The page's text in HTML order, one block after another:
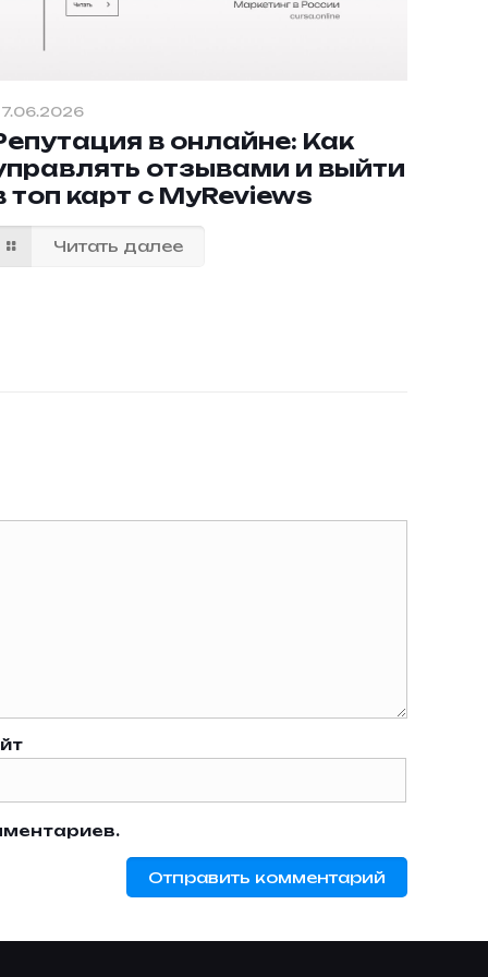
в онлайне: Как
отзывами и выйти
топ карт с MyReviews
Читать далее